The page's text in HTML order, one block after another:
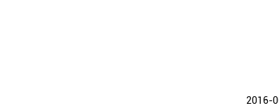
2016-